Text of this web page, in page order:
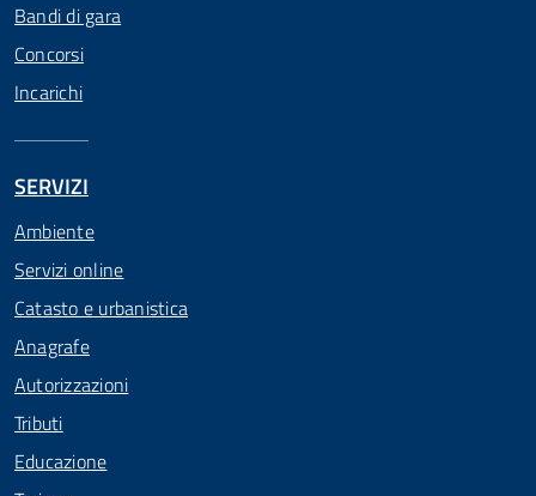
Bandi di gara
Concorsi
Incarichi
SERVIZI
Ambiente
Servizi online
Catasto e urbanistica
Anagrafe
Autorizzazioni
Tributi
Educazione